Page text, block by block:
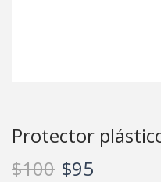
Protector
$100 $95